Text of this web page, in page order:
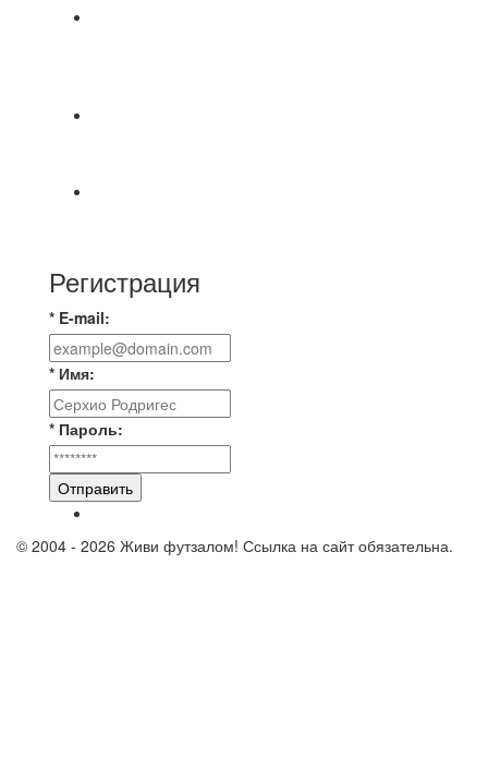
Регистрация
* E-mail:
* Имя:
* Пароль:
Отправить
© 2004 - 2026 Живи футзалом! Ссылка на сайт обязательна.